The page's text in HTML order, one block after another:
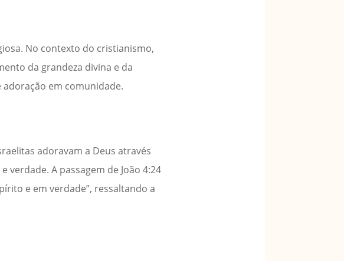
No contexto do cristianismo,
da grandeza divina e da
em comunidade.
adoravam a Deus através
A passagem de João 4:24
e em verdade”, ressaltando a